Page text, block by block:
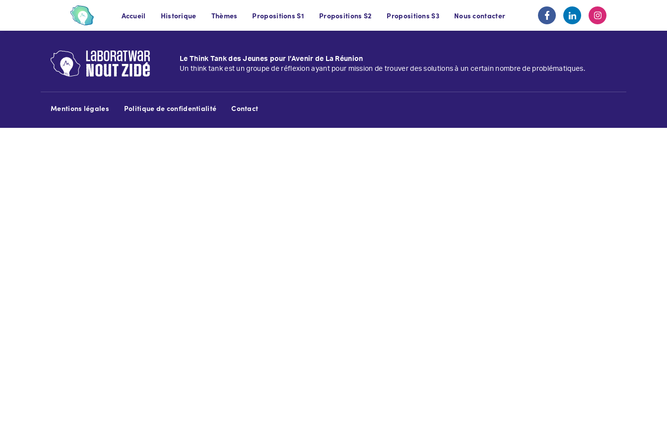
Accueil Historique Thèmes Propositions S1 Propositions S2 Propositions S3 Nous contacter
Le Think Tank des Jeunes pour l’Avenir de La Réunion
Un think tank est un groupe de réflexion ayant pour mission de trouver des solutions à un certain nombre de problématiques.
Mentions légales Politique de confidentialité Contact